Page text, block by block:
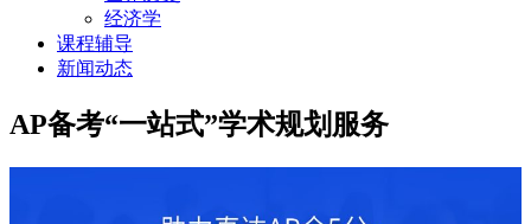
经济学
课程辅导
新闻动态
AP备考“一站式”学术规划服务